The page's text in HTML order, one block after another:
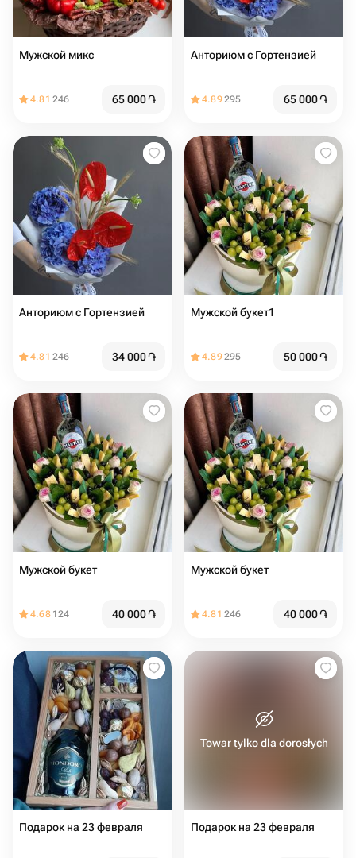
Мужской микс
4.81 246 65 000֏
Анториюм с Гортензией
4.89295 65 000֏
Анториюм с Гортензией
4.81 246 34 000֏
Мужской букет1
4.89295 50 000֏
Мужской букет
4.68 124 40 000֏
Мужской букет
4.81 246 40 000֏
Подарок на 23 февраля
Towar tylko dla dorosłych
Подарок на 23 февраля